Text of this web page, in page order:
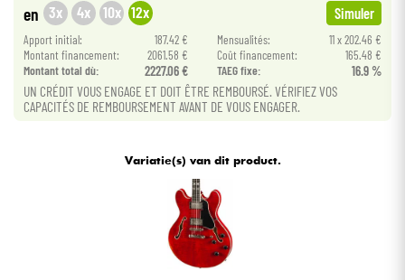
Sets
Bekijk onze merken
en 3x 4x 10x 12x Simuler
Apport initial: 187.42 € Mensualités:
11 x 202.46 €
Montant financement:
2061.58 € Coût financement:
165.48 €
Montant total dù:
2227.06 € TAEG fixe: 16.9 %
UN CRÉDIT VOUS ENGAGE ET DOIT ÊTRE REMBOURSÉ. VÉRIFIEZ VOS
CAPACITÉS DE REMBOURSEMENT AVANT DE VOUS ENGAGER.
Variatie(s) van dit product.